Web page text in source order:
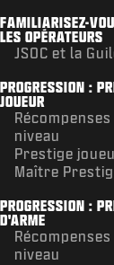
FAMILIARISEZ-
LES OPÉRATEURS
JSOC et la
PROGRESSION :
JOUEUR
Récompenses
niveau
Prestige
Maître
PROGRESSION :
D'ARME
Récompenses
niveau